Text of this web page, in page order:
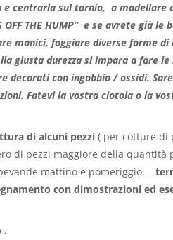
centrarla sul tornio, a modellare
THE HUMP” e se avrete già
manici, foggiare diverse forme
giusta durezza si impara a fare
decorati con ingobbio / ossidi.
Fatevi la vostra ciotola o la
di alcuni pezzi ( per cotture di
di pezzi maggiore della quantità
mattino e pomeriggio, –
con dimostrazioni ed
.